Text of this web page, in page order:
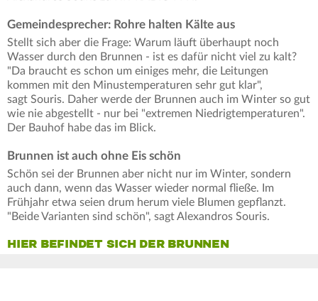
Gemeindesprecher: Rohre halten Kälte aus
Stellt sich aber die Frage: Warum läuft überhaupt noch
Wasser durch den Brunnen - ist es dafür nicht viel zu kalt?
"Da braucht es schon um einiges mehr, die Leitungen
kommen mit den Minustemperaturen sehr gut klar",
sagt Souris. Daher werde der Brunnen auch im Winter so gut
wie nie abgestellt - nur bei "extremen Niedrigtemperaturen".
Der Bauhof habe das im Blick.
Brunnen ist auch ohne Eis schön
Schön sei der Brunnen aber nicht nur im Winter, sondern
auch dann, wenn das Wasser wieder normal fließe. Im
Frühjahr etwa seien drum herum viele Blumen gepflanzt.
"Beide Varianten sind schön", sagt Alexandros Souris.
HIER BEFINDET SICH DER BRUNNEN